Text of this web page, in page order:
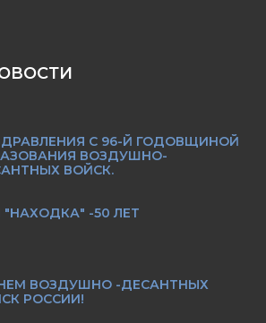
С 96-Й ГОДОВЩИНОЙ
ВОЗДУШНО-
ВОЙСК.
"НАХОДКА" -50 ЛЕТ
ВОЗДУШНО -ДЕСАНТНЫХ
РОССИИ!